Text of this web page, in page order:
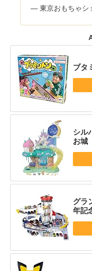
— 東京おもちゃシ
ブタ
シル
お城
グラ
年記